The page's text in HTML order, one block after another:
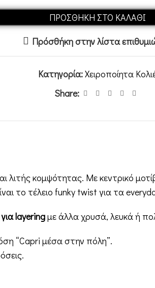
ΠΡΟΣΘΉΚΗ ΣΤΟ ΚΑΛΆΘΙ
Πρόσθήκη στην λίστα
Κατηγορία:Χειροποίητα
Share:
λιτής κομψότητας. Με κεντρικό
το τέλειο funky twist για τα
για layeringμε άλλα χρυσά, λευκά ή
“Capri μέσα στην πόλη”.